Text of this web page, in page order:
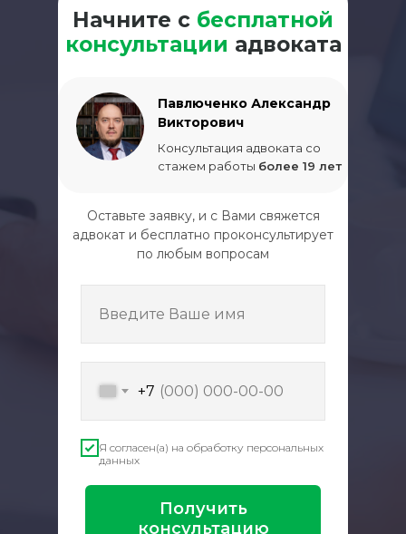
Начните с бесплатной
консультации адвоката
Оставьте заявку, и с Вами свяжется
адвокат и бесплатно проконсультирует
по любым вопросам
Павлюченко Александр
Викторович
Консультация адвоката со
стажем работы более 19 лет
Введите Ваше имя
+7
Я согласен(а) на обработку персональных
данных
Получить
консультацию